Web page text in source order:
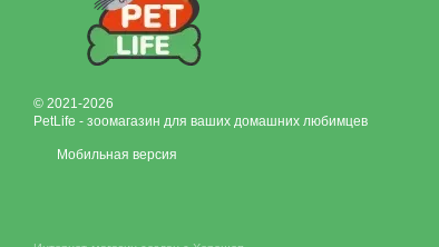
© 2021-2026
PetLife - зоомагазин для ваших домашних любимцев
Мобильная версия